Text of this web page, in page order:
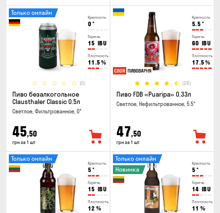
Крепость
0 °
Горечь
15 IBU
Плотность
11.5 %
(0)
Только онлайн
Пиво безалкогольное
Clausthaler Classic 0.5л
Светлое, Фильтрованное, 0°
45,50
грн за 1 шт
Крепость
5.5 °
Горечь
60 IBU
Плотность
17.5 %
(26)
Пиво FDB «Puaripa» 0.33л
Светлое, Нефильтрованное, 5.5°
47,50
грн за 1 шт
Крепость
5 °
Горечь
15 IBU
Плотность
12 %
Только онлайн
Крепость
5 °
Горечь
14 IBU
Плотность
11 %
Только онлайн
Новинка